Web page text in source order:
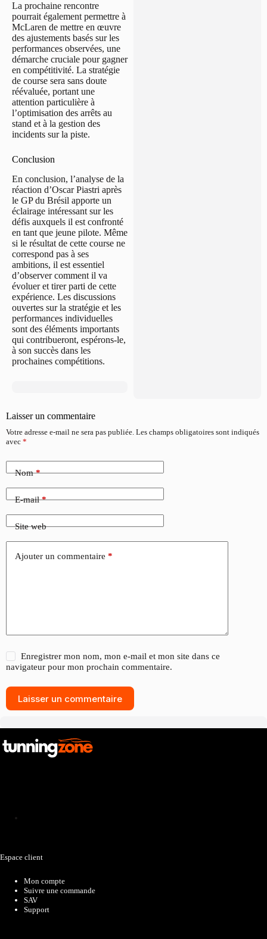
La prochaine rencontre
pourrait également permettre à
McLaren de mettre en œuvre
des ajustements basés sur les
performances observées, une
démarche cruciale pour gagner
en compétitivité. La stratégie
de course sera sans doute
réévaluée, portant une
attention particulière à
l’optimisation des arrêts au
stand et à la gestion des
incidents sur la piste.
Conclusion
En conclusion, l’analyse de la
réaction d’Oscar Piastri après
le GP du Brésil apporte un
éclairage intéressant sur les
défis auxquels il est confronté
en tant que jeune pilote. Même
si le résultat de cette course ne
correspond pas à ses
ambitions, il est essentiel
d’observer comment il va
évoluer et tirer parti de cette
expérience. Les discussions
ouvertes sur la stratégie et les
performances individuelles
sont des éléments importants
qui contribueront, espérons-le,
à son succès dans les
prochaines compétitions.
Laisser un commentaire
Votre adresse e-mail ne sera pas publiée. Les champs obligatoires sont indiqués
avec *
Nom*
E-mail*
Site web
Ajouter un commentaire *
Enregistrer mon nom, mon e-mail et mon site dans ce
navigateur pour mon prochain commentaire.
Laisser un commentaire
Espace client
Mon compte
Suivre une commande
SAV
Support